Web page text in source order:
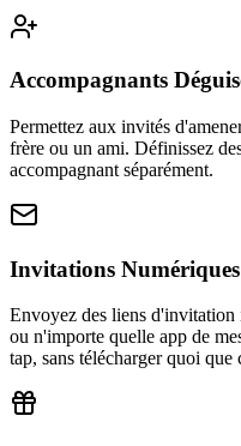
Accompagnants
Permettez aux invités
frère ou un ami. Définissez
accompagnant séparément.
Invitations Numériques
Envoyez des liens d'invitation
ou n'importe quelle app de
tap, sans télécharger quoi que